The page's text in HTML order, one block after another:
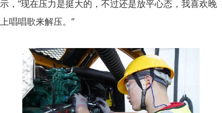
示，“现在压力是挺大的，不过还是放平心态，我喜欢晚
上唱唱歌来解压。”